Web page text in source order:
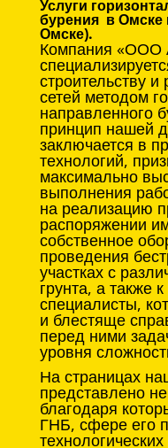
Услуги
бурения в Омске
Омске).
Компания «ООО
строительству
сетей методом
направленного
принцип нашей
заключается в
технологий,
максимально
выполнения
на реализацию
распоряжении
собственное
проведения
участках с
грунта, а также
специалисты,
и блестяще
перед ними
уровня
На страницах
представлено
благодаря
ГНБ, сфере его